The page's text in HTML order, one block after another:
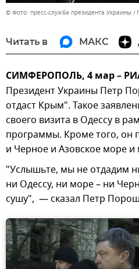
© Фото: пресс-служба президента Украины
Читать в МАКС
СИМФЕРОПОЛЬ, 4 мар –
Президент Украины Петр
отдаст Крым". Такое
своего визита в Одессу в
программы. Кроме того, он
и Черное и Азовское море и
"Услышьте, мы не отдадим
ни Одессу, ни море – ни
сушу", — сказал Петр